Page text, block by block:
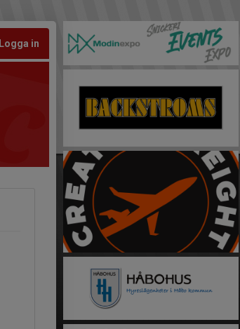
Logga in